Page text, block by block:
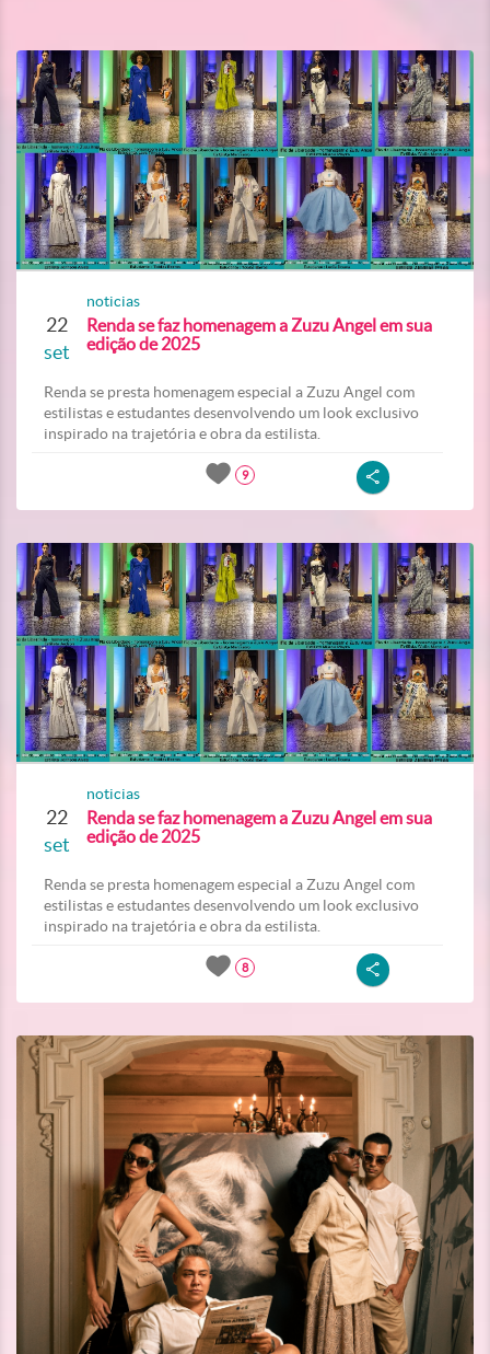
22
set
noticias
Renda se faz homenagem a Zuzu Angel em sua
edição de 2025
Renda se presta homenagem especial a Zuzu Angel com
estilistas e estudantes desenvolvendo um look exclusivo
inspirado na trajetória e obra da estilista.
9
22
set
noticias
Renda se faz homenagem a Zuzu Angel em sua
edição de 2025
Renda se presta homenagem especial a Zuzu Angel com
estilistas e estudantes desenvolvendo um look exclusivo
inspirado na trajetória e obra da estilista.
8